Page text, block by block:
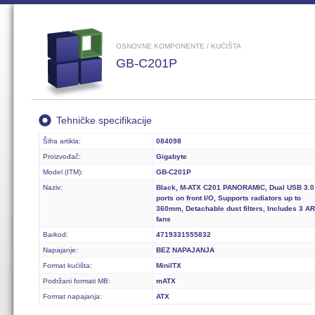
OSNOVNE KOMPONENTE / KUĆIŠTA
GB-C201P
Tehničke specifikacije
Šifra artikla:
084098
Proizvođač:
Gigabyte
Model (ITM):
GB-C201P
Naziv:
Black, M-ATX C201 PANORAMIC, Dual USB 3.0
ports on front I/O, Supports radiators up to
360mm, Detachable dust filters, Includes 3
fans
Barkod:
4719331555832
Napajanje:
BEZ NAPAJANJA
Format kućišta:
MiniITX
Podržani formati MB:
mATX
Format napajanja:
ATX